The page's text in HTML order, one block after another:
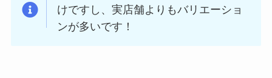
けですし、実店舗よりもバリエーショ
ンが多いです！